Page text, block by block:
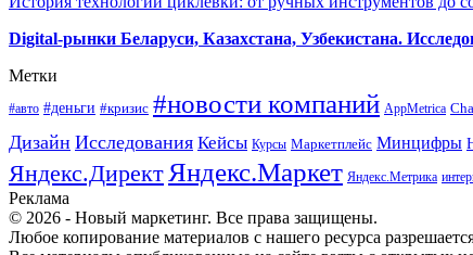
Digital-рынки Беларуси, Казахстана, Узбекистана.
Метки
#авто #деньги #кризис #новости компаний AppMetrica
Дизайн Исследования Кейсы Курсы Маркетплейс Минцифры
Яндекс.ДиректЯндекс.Маркет Яндекс.Метрика
Реклама
© 2026 - Новый маркетинг. Все права защищены.
Любое копирование материалов с нашего ресурса